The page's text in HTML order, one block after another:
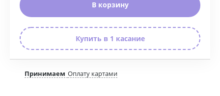
В корзину
Купить в 1 касание
Принимаем Оплату картами